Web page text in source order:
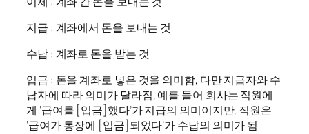
지급 : 계좌에서 돈을 보내는 것
수납 : 계좌로 돈을 받는 것
입금 : 돈을 계좌로 넣은 것을 의미함, 다만 지급자와 수
납자에 따라 의미가 달라짐, 예를 들어 회사는 직원에
게 ‘급여를 [입금]했다’가 지급의 의미이지만, 직원은
‘급여가 통장에 [입금]되었다’가 수납의 의미가 됨